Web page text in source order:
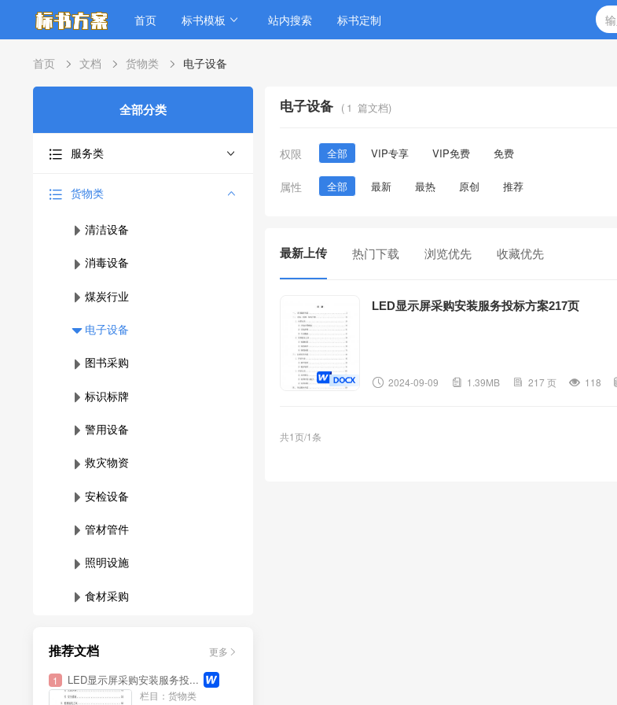
首页 标书模板 站内搜索 标书定制
首页 文档 货物类 电子设备
全部分类
服务类
货物类
清洁设备
消毒设备
煤炭行业
电子设备
图书采购
标识标牌
警用设备
救灾物资
安检设备
管材管件
照明设施
食材采购
砂石采购
泵站设施
推荐文档 更多
1 LED显示屏采购安装服务投...
栏目：货物类
电子设备 ( 1 篇文档)
权限 全部 VIP专享 VIP免费 免费
属性 全部 最新 最热 原创 推荐
最新上传 热门下载 浏览优先 收藏优先
LED显示屏采购安装服务投标方案217页
2024-09-09 1.39MB 217 页 118
共1页/1条